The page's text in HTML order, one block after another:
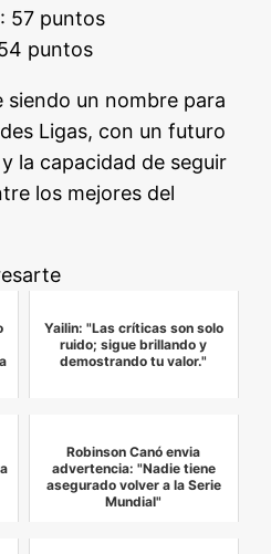
: 57 puntos
puntos
siendo un nombre para
Ligas, con un futuro
la capacidad de seguir
los mejores del
Yailin: "Las críticas son solo
ruido; sigue brillando y
demostrando tu valor."
Robinson Canó envia
advertencia: "Nadie tiene
asegurado volver a la Serie
Mundial"